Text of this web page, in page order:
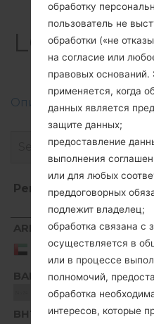
Описание регионов
Регион
Регион
ARE
United Arab
Emirates
BAL
Unknown
BHT
обработку
пользователь не
обработки («не
на согласие или
правовых оснований.
применяется, когда
данных является
защите данных;
предоставление
выполнения
или для любых
преддоговорных
подлежит владелец;
обработка связана с
осуществляется в
или в процессе
полномочий,
обработка
интересов, которые